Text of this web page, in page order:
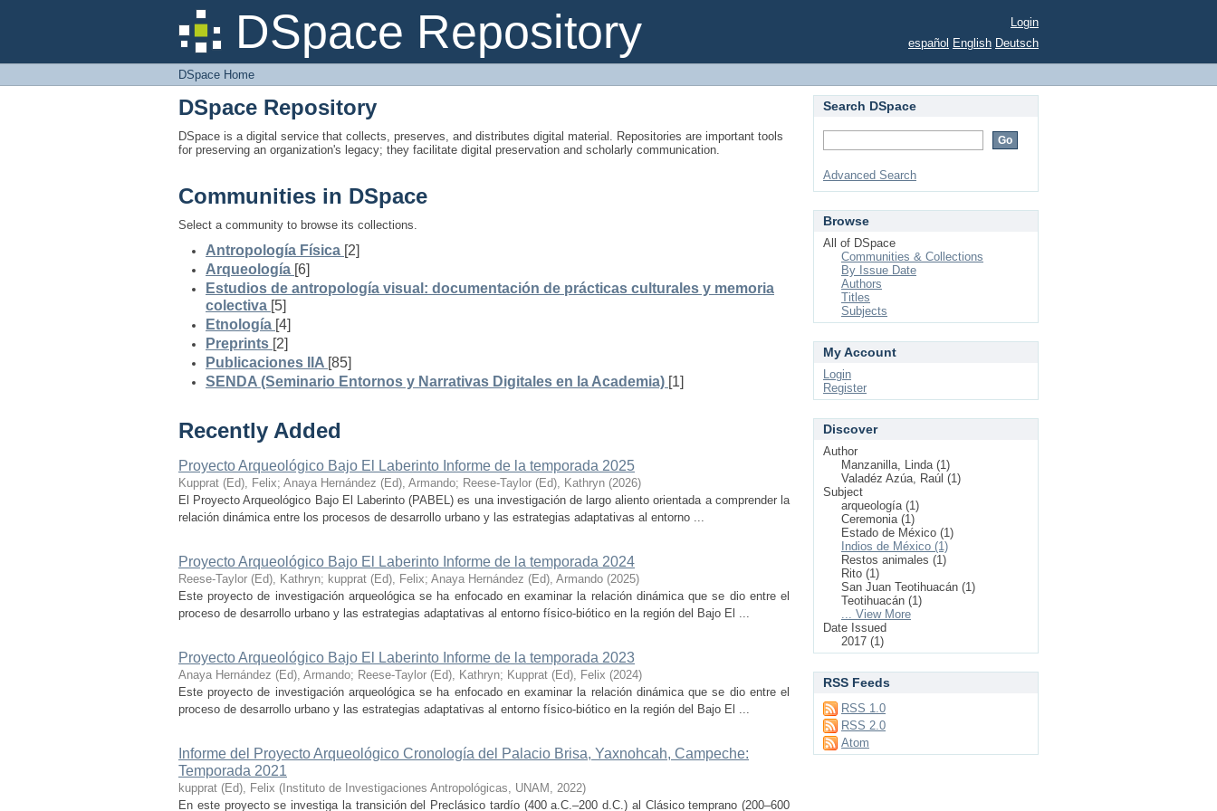
DSpace Repository
DSpace Home
Login
español English Deutsch
DSpace Home
DSpace Repository
DSpace is a digital service that collects, preserves, and distributes digital material. Repositories are important tools
for preserving an organization's legacy; they facilitate digital preservation and scholarly communication.
Communities in DSpace
Select a community to browse its collections.
Antropología Física [2]
Arqueología [6]
Estudios de antropología visual: documentación de prácticas culturales y memoria
colectiva [5]
Etnología [4]
Preprints [2]
Publicaciones IIA [85]
SENDA (Seminario Entornos y Narrativas Digitales en la Academia) [1]
Recently Added
Proyecto Arqueológico Bajo El Laberinto Informe de la temporada 2025
Kupprat (Ed), Felix; Anaya Hernández (Ed), Armando; Reese-Taylor (Ed), Kathryn (2026)
El Proyecto Arqueológico Bajo El Laberinto (PABEL) es una investigación de largo aliento orientada a comprender la
relación dinámica entre los procesos de desarrollo urbano y las estrategias adaptativas al entorno ...
Proyecto Arqueológico Bajo El Laberinto Informe de la temporada 2024
Reese-Taylor (Ed), Kathryn; kupprat (Ed), Felix; Anaya Hernández (Ed), Armando (2025)
Este proyecto de investigación arqueológica se ha enfocado en examinar la relación dinámica que se dio entre el
proceso de desarrollo urbano y las estrategias adaptativas al entorno físico-biótico en la región del Bajo El ...
Proyecto Arqueológico Bajo El Laberinto Informe de la temporada 2023
Anaya Hernández (Ed), Armando; Reese-Taylor (Ed), Kathryn; Kupprat (Ed), Felix (2024)
Este proyecto de investigación arqueológica se ha enfocado en examinar la relación dinámica que se dio entre el
proceso de desarrollo urbano y las estrategias adaptativas al entorno físico-biótico en la región del Bajo El ...
Informe del Proyecto Arqueológico Cronología del Palacio Brisa, Yaxnohcah, Campeche:
Temporada 2021
kupprat (Ed), Felix ( Instituto de Investigaciones Antropológicas, UNAM , 2022)
En este proyecto se investiga la transición del Preclásico tardío (400 a.C.–200 d.C.) al Clásico temprano (200–600
Search DSpace
Advanced Search
Browse
All of DSpace
Communities & Collections
By Issue Date
Authors
Titles
Subjects
My Account
Login
Register
Discover
Author
Manzanilla, Linda (1)
Valadéz Azúa, Raúl (1)
Subject
arqueología (1)
Ceremonia (1)
Estado de México (1)
Indios de México (1)
Restos animales (1)
Rito (1)
San Juan Teotihuacán (1)
Teotihuacán (1)
... View More
Date Issued
2017 (1)
RSS Feeds
RSS 1.0
RSS 2.0
Atom